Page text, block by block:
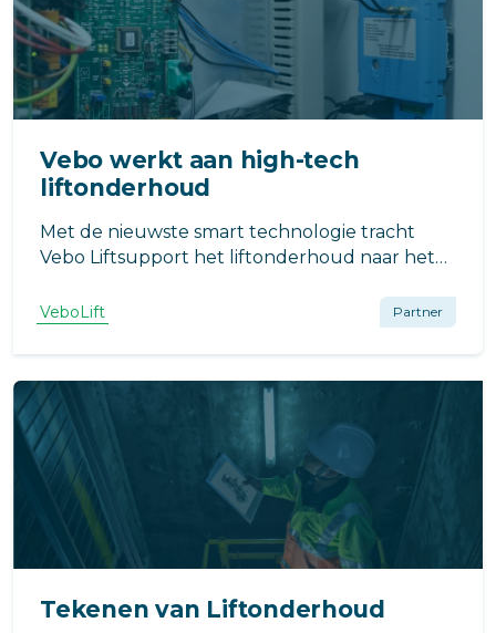
Vebo werkt aan high-tech
liftonderhoud
Met de nieuwste smart technologie tracht
Vebo Liftsupport het liftonderhoud naar het
VeboLift Partner
Tekenen van Liftonderhoud